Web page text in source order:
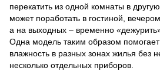
перекатить из одной комнаты в
может поработать в гостиной,
а на выходных – временно
Одна модель таким образом помогает
влажность в разных зонах жилья без
несколько отдельных приборов.